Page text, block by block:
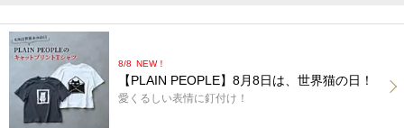
8/8 NEW！
【PLAIN PEOPLE】8月8日は、世界猫の日！
愛くるしい表情に釘付け！